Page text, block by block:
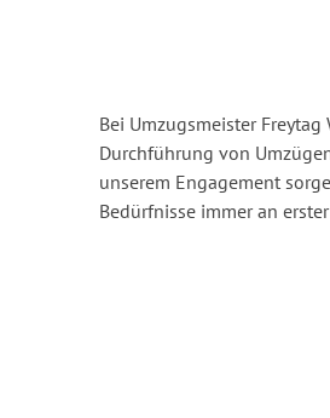
Bei Umzugsmeister
Durchführung von
unserem Engagement
Bedürfnisse immer an